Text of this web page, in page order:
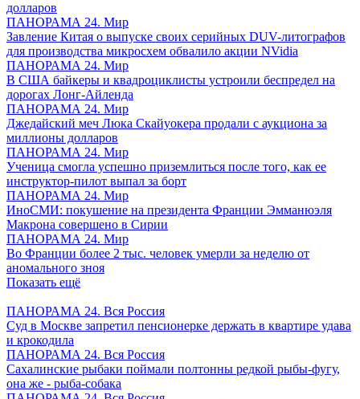
долларов
ПАНОРАМА 24. Мир
Завление Китая о выпуске своих серийных DUV-литографов
для производства микросхем обвалило акции NVidia
ПАНОРАМА 24. Мир
В США байкеры и квадроциклисты устроили беспредел на
дорогах Лонг-Айленда
ПАНОРАМА 24. Мир
Джедайский меч Люка Скайуокера продали с аукциона за
миллионы долларов
ПАНОРАМА 24. Мир
Ученица смогла успешно приземлиться после того, как ее
инструктор-пилот выпал за борт
ПАНОРАМА 24. Мир
ИноСМИ: покушение на президента Франции Эмманюэля
Макрона совершено в Сирии
ПАНОРАМА 24. Мир
Во Франции более 2 тыс. человек умерли за неделю от
аномального зноя
Показать ещё
ПАНОРАМА 24. Вся Россия
Суд в Москве запретил пенсионерке держать в квартире удава
и крокодила
ПАНОРАМА 24. Вся Россия
Сахалинские рыбаки поймали полтонны редкой рыбы-фугу,
она же - рыба-собака